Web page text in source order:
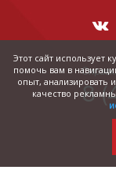
8
Этот сайт использует
помочь вам в
опыт, анализировать
качество